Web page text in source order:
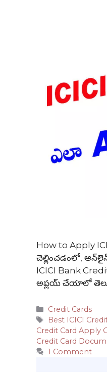
How to Apply
చెల్లించడంలో,
ICICI Bank
అప్లయ్ చేయాలో
Categories
Credit Cards
Tags
Best ICICI
Credit Card Apply
Credit Card
1 Comment